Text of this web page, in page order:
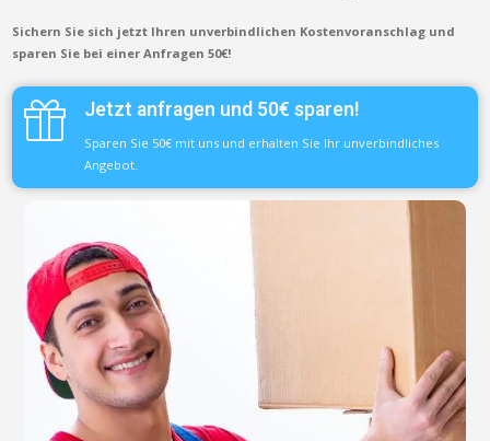
Sichern Sie sich jetzt Ihren unverbindlichen Kostenvoranschlag und
sparen Sie bei einer Anfragen 50€!
Jetzt anfragen und 50€ sparen!
Sparen Sie 50€ mit uns und erhalten Sie Ihr unverbindliches
Angebot.